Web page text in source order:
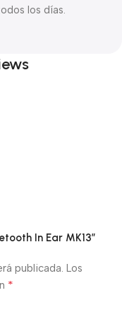
los días.
In Ear MK13”
publicada. Los
*